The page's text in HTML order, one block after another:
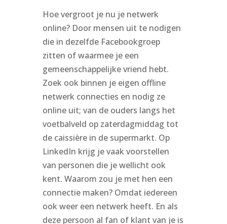
Hoe vergroot je nu je netwerk
online? Door mensen uit te nodigen
die in dezelfde Facebookgroep
zitten of waarmee je een
gemeenschappelijke vriend hebt.
Zoek ook binnen je eigen offline
netwerk connecties en nodig ze
online uit; van de ouders langs het
voetbalveld op zaterdagmiddag tot
de caissière in de supermarkt. Op
LinkedIn krijg je vaak voorstellen
van personen die je wellicht ook
kent. Waarom zou je met hen een
connectie maken? Omdat iedereen
ook weer een netwerk heeft. En als
deze persoon al fan of klant van je is